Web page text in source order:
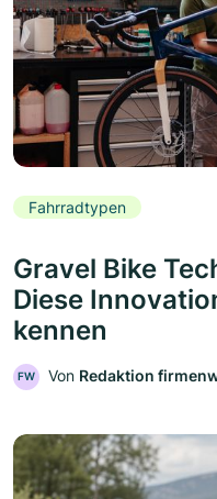
Fahrradtypen
Gravel Bike
Diese
kennen
FW Von Redaktion